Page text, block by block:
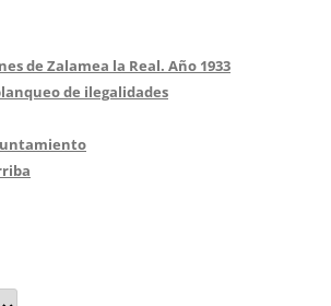
de Zalamea la Real. Año 1933
de ilegalidades